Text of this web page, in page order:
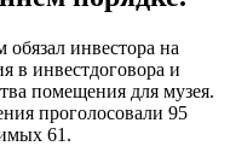
инвестора на
в инвестдоговора и
помещения для музея.
проголосовали 95
61.